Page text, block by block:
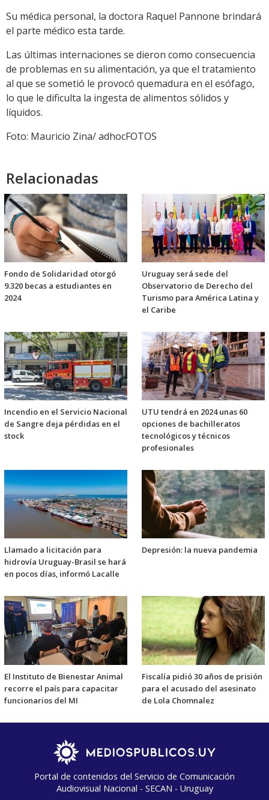
Su médica personal, la doctora Raquel Pannone brindará
el parte médico esta tarde.
Las últimas internaciones se dieron como consecuencia
de problemas en su alimentación, ya que el tratamiento
al que se sometió le provocó quemadura en el esófago,
lo que le dificulta la ingesta de alimentos sólidos y
líquidos.
Foto: Mauricio Zina/ adhocFOTOS
Relacionadas
Fondo de Solidaridad otorgó
9.320 becas a estudiantes en
2024
Uruguay será sede del
Observatorio de Derecho del
Turismo para América Latina y
el Caribe
Incendio en el Servicio Nacional
de Sangre deja pérdidas en el
stock
UTU tendrá en 2024 unas 60
opciones de bachilleratos
tecnológicos y técnicos
profesionales
Llamado a licitación para
hidrovía Uruguay-Brasil se hará
en pocos días, informó Lacalle
Depresión: la nueva pandemia
El Instituto de Bienestar Animal
recorre el país para capacitar
funcionarios del MI
Fiscalía pidió 30 años de prisión
para el acusado del asesinato
de Lola Chomnalez
Portal de contenidos del Servicio de Comunicación
Audiovisual Nacional - SECAN - Uruguay